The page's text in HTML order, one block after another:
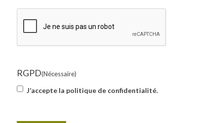
RGPD(Nécessaire)
J’accepte la politique de confidentialité.